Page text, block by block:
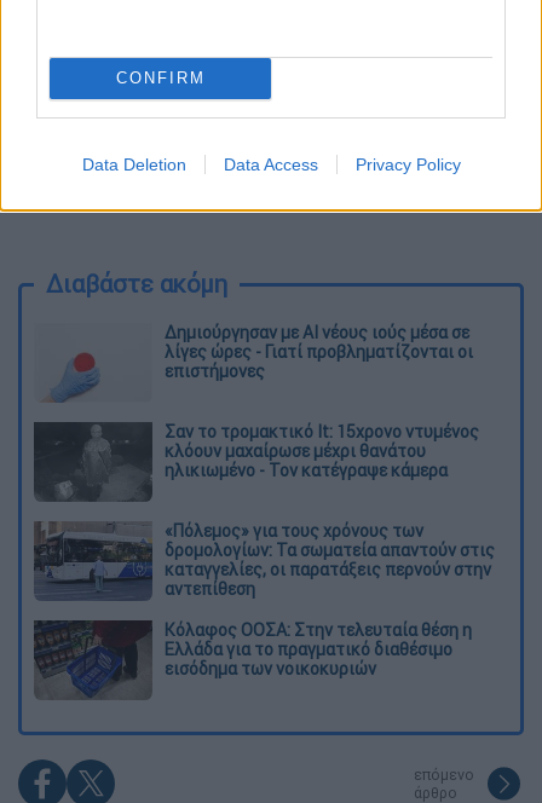
CONFIRM
Data Deletion Data Access Privacy Policy
Διαβάστε ακόμη
Δημιούργησαν με AI νέους ιούς μέσα σε
λίγες ώρες - Γιατί προβληματίζονται οι
επιστήμονες
Σαν το τρομακτικό It: 15χρονο ντυμένος
κλόουν μαχαίρωσε μέχρι θανάτου
ηλικιωμένο - Τον κατέγραψε κάμερα
«Πόλεμος» για τους χρόνους των
δρομολογίων: Τα σωματεία απαντούν στις
καταγγελίες, οι παρατάξεις περνούν στην
αντεπίθεση
Κόλαφος ΟΟΣΑ: Στην τελευταία θέση η
Ελλάδα για το πραγματικό διαθέσιμο
εισόδημα των νοικοκυριών
επόμενο
άρθρο